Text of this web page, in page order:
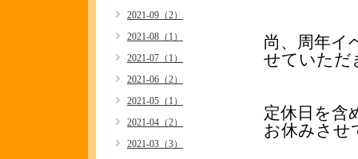
尚、周年イ
せていただ
定休日を
お休みさせ
2021-09（2）
2021-08（1）
2021-07（1）
2021-06（2）
2021-05（1）
2021-04（2）
2021-03（3）